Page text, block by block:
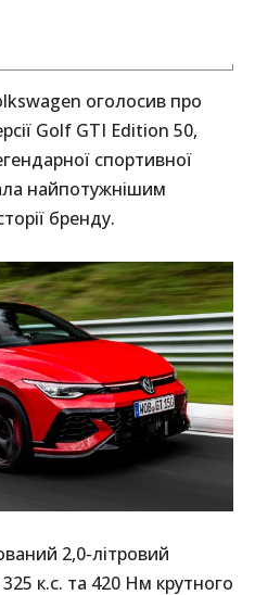
оголосив про
Golf GTI Edition 50,
спортивної
найпотужнішим
бренду.
2,0-літровий
к.с. та 420 Нм крутного